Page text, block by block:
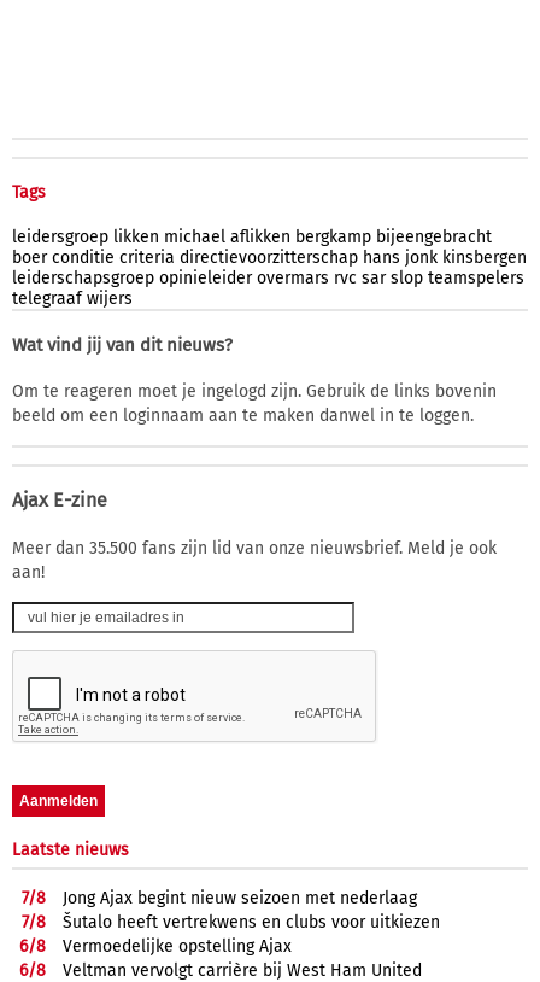
Tags
leidersgroep likken michael aflikken bergkamp bijeengebracht
boer conditie criteria directievoorzitterschap hans jonk kinsbergen
leiderschapsgroep opinieleider overmars rvc sar slop teamspelers
telegraaf wijers
Wat vind jij van dit nieuws?
Om te reageren moet je ingelogd zijn. Gebruik de links bovenin
beeld om een loginnaam aan te maken danwel in te loggen.
Ajax E-zine
Meer dan 35.500 fans zijn lid van onze nieuwsbrief. Meld je ook
aan!
Laatste nieuws
7/8
Jong Ajax begint nieuw seizoen met nederlaag
7/8
Šutalo heeft vertrekwens en clubs voor uitkiezen
6/8
Vermoedelijke opstelling Ajax
6/8
Veltman vervolgt carrière bij West Ham United